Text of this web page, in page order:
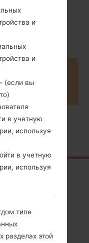
→LGK450
и
и
(если вы
в учетную
используя
в учетную
используя
типе
разделах этой